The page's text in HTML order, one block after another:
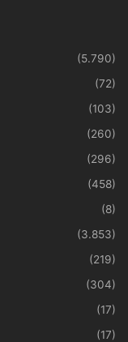
(5.790)
(72)
(103)
(260)
(296)
(458)
(8)
(3.853)
(219)
(304)
(17)
(17)